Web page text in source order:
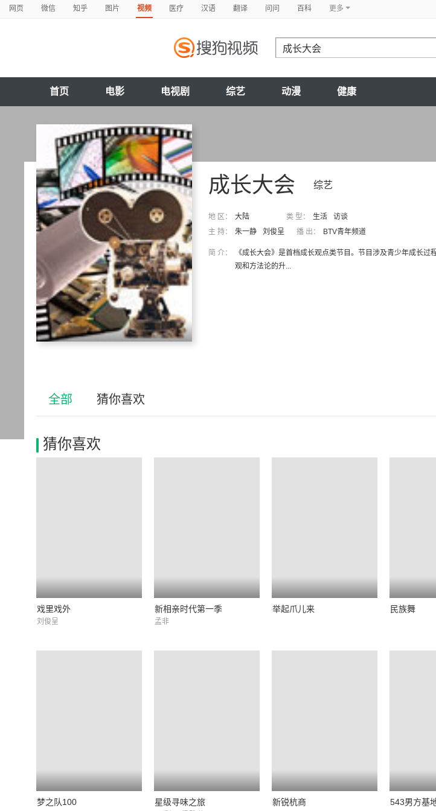
网页 微信 知乎 图片 视频 医疗 汉语 翻译 问问 百科 更多
首页 电影 电视剧 综艺 动漫 健康
综艺
成长大会
地 区： 大陆 类 型： 生活
访谈
主 持：
朱一静 刘俊呈 播 出： BTV青年频道
简 介：
《成长大会》是首档成长观点类节目。节目涉及青少年成长
观和方法论的升...
全部 猜你喜欢
猜你喜欢
戏里戏外
刘俊呈
新相亲时代第一季
孟非
举起爪儿来 民族舞
梦之队100 星级寻味之旅 新锐杭商 543男方基